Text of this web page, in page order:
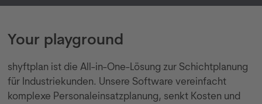
Your playground
shyftplan ist die All-in-One-Lösung zur Schichtplanung
für Industriekunden. Unsere Software vereinfacht
komplexe Personaleinsatzplanung, senkt Kosten und